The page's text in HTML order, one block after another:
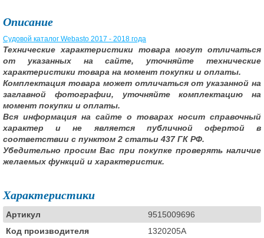
Описание
Судовой каталог Webasto 2017 - 2018 года
Технические характеристики товара могут отличаться
от указанных на сайте, уточняйте технические
характеристики товара на момент покупки и оплаты.
Комплектация товара может отличаться от указанной на
заглавной фотографии, уточняйте комплектацию на
момент покупки и оплаты.
Вся информация на сайте о товарах носит справочный
характер и не является публичной офертой в
соответствии с пунктом 2 статьи 437 ГК РФ.
Убедительно просим Вас при покупке проверять наличие
желаемых функций и характеристик.
Характеристики
Артикул
9515009696
Код производителя
1320205A